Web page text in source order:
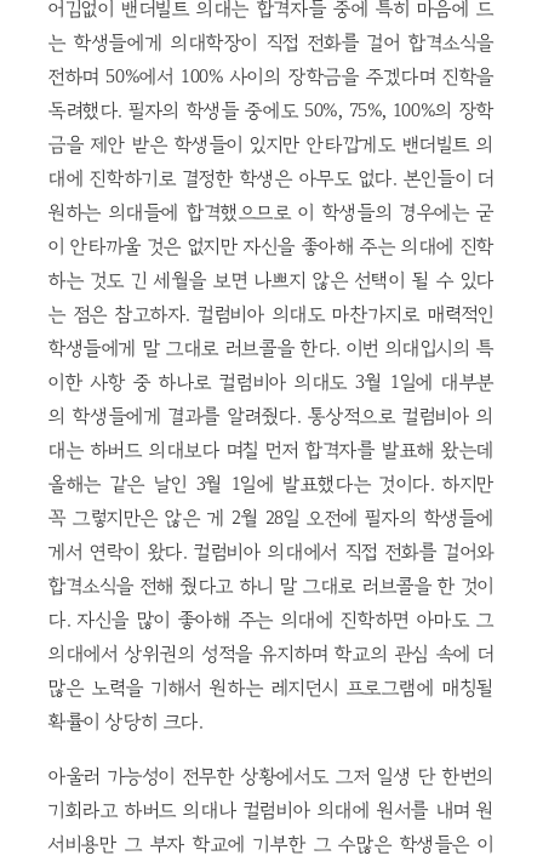
어김없이 밴더빌트 의대는 합격자들 중에 특히 마음에 드
는 학생들에게 의대학장이 직접 전화를 걸어 합격소식을
전하며 50%에서 100% 사이의 장학금을 주겠다며 진학을
독려했다. 필자의 학생들 중에도 50%, 75%, 100%의 장학
금을 제안 받은 학생들이 있지만 안타깝게도 밴더빌트 의
대에 진학하기로 결정한 학생은 아무도 없다. 본인들이 더
원하는 의대들에 합격했으므로 이 학생들의 경우에는 굳
이 안타까울 것은 없지만 자신을 좋아해 주는 의대에 진학
하는 것도 긴 세월을 보면 나쁘지 않은 선택이 될 수 있다
는 점은 참고하자. 컬럼비아 의대도 마찬가지로 매력적인
학생들에게 말 그대로 러브콜을 한다. 이번 의대입시의 특
이한 사항 중 하나로 컬럼비아 의대도 3월 1일에 대부분
의 학생들에게 결과를 알려줬다. 통상적으로 컬럼비아 의
대는 하버드 의대보다 며칠 먼저 합격자를 발표해 왔는데
올해는 같은 날인 3월 1일에 발표했다는 것이다. 하지만
꼭 그렇지만은 않은 게 2월 28일 오전에 필자의 학생들에
게서 연락이 왔다. 컬럼비아 의대에서 직접 전화를 걸어와
합격소식을 전해 줬다고 하니 말 그대로 러브콜을 한 것이
다. 자신을 많이 좋아해 주는 의대에 진학하면 아마도 그
의대에서 상위권의 성적을 유지하며 학교의 관심 속에 더
많은 노력을 기해서 원하는 레지던시 프로그램에 매칭될
확률이 상당히 크다.
아울러 가능성이 전무한 상황에서도 그저 일생 단 한번의
기회라고 하버드 의대나 컬럼비아 의대에 원서를 내며 원
서비용만 그 부자 학교에 기부한 그 수많은 학생들은 이